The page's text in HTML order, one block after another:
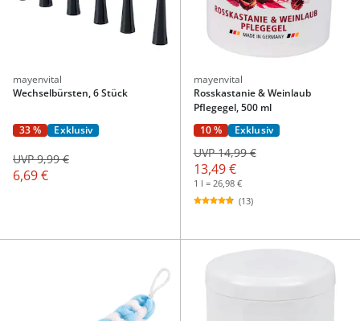
mayenvital
Wechselbürsten, 6 Stück
33 % Exklusiv
6,69 €
UVP 9,99 €
mayenvital
Rosskastanie & Weinlaub
Pflegegel, 500 ml
10 %
Exklusiv
13,49 €
UVP 14,99 €
1 l = 26,98 €
(13)